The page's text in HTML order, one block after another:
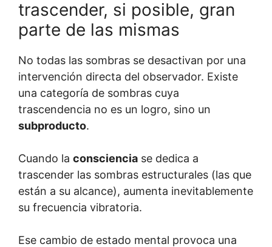
trascender, si posible, gran
parte de las mismas
No todas las sombras se desactivan por una
intervención directa del observador. Existe
una categoría de sombras cuya
trascendencia no es un logro, sino un
subproducto.
Cuando la consciencia se dedica a
trascender las sombras estructurales (las que
están a su alcance), aumenta inevitablemente
su frecuencia vibratoria.
Ese cambio de estado mental provoca una